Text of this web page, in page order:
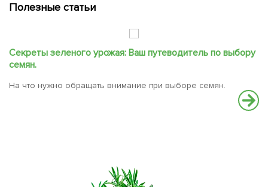
Полезные статьи
Секреты зеленого урожая: Ваш путеводитель по выбору
семян.
На что нужно обращать внимание при выборе семян.